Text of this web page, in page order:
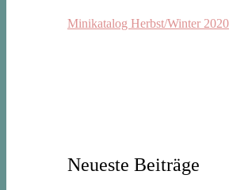
Minikatalog Herbst/Winter 2020
Neueste Beiträge